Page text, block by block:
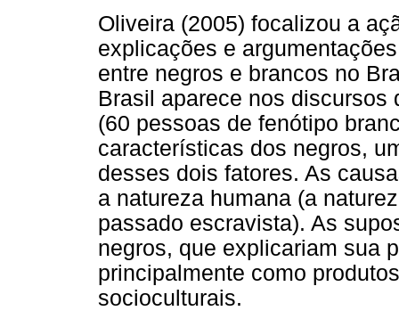
Oliveira (2005) focalizou a
explicações e
entre negros e brancos no
Brasil aparece nos
(60 pessoas de fenótipo
características dos negros,
desses dois fatores. As
a natureza humana (a
passado escravista). As
negros, que explicariam sua
principalmente como
socioculturais.